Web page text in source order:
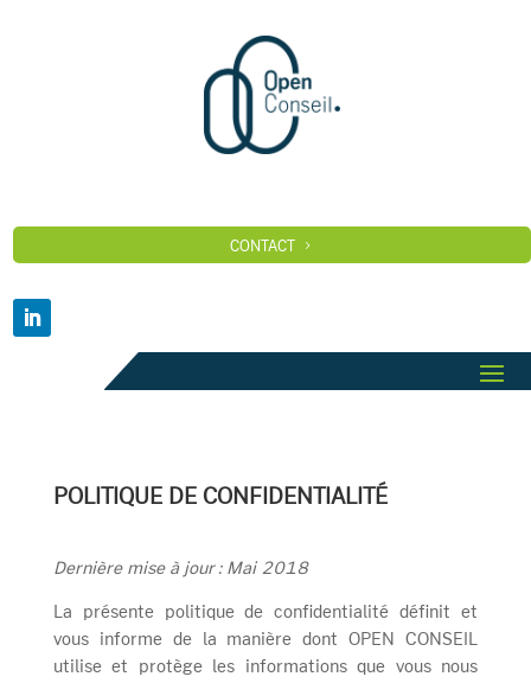
CONTACT
POLITIQUE DE CONFIDENTIALITÉ
Dernière mise à jour : Mai 2018
La présente politique de confidentialité définit et
vous informe de la manière dont OPEN CONSEIL
utilise et protège les informations que vous nous